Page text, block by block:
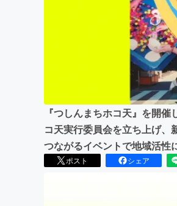
『つしんまちホコ天』を開
コ天実行委員会を立ち上げ、
つながるイベントで地域活性
ポスト シェア